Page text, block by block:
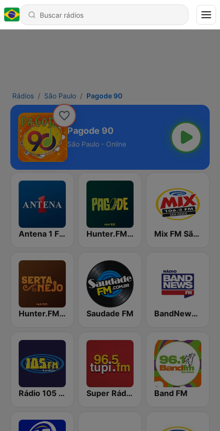
Rádios São Paulo Pagode 90
Pagode 90
São Paulo - Online
Antena 1 FM Hunter.FM - Pagode Mix FM São Paulo
Hunter.FM - Sertanejo Saudade FM BandNews FM - 96.9 SP
Rádio 105 FM Super Rádio Tupi Band FM